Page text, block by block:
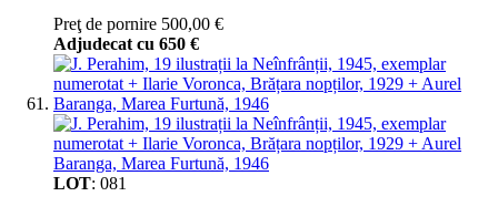
Preţ de pornire 500,00 €
Adjudecat cu 650 €
LOT: 081